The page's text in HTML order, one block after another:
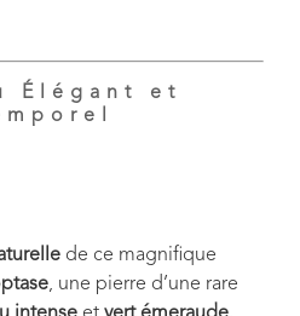
Élégant et
de ce magnifique
, une pierre d’une rare